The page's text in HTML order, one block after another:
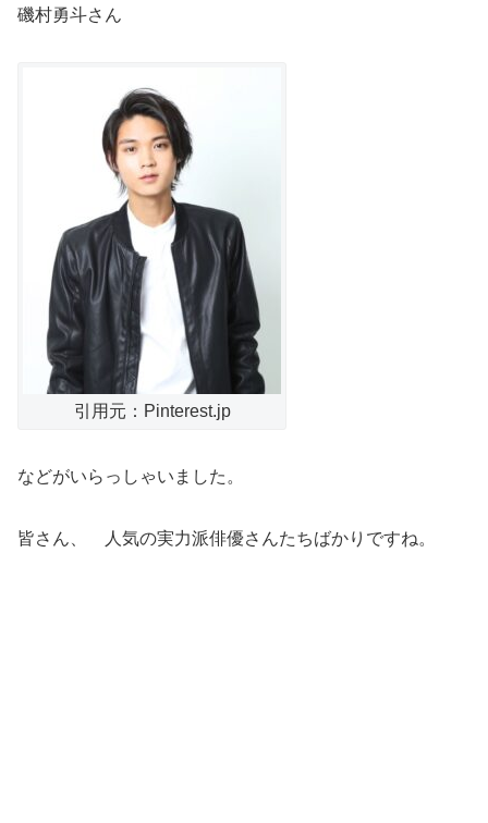
磯村勇斗さん
引用元：Pinterest.jp
などがいらっしゃいました。
皆さん、 人気の実力派俳優さんたちばかりですね。